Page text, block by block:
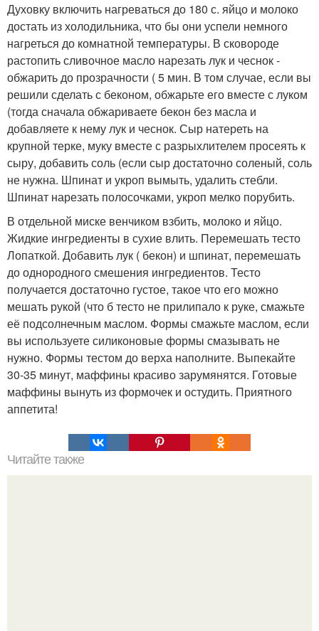
Духовку включить нагреваться до 180 с. яйцо и молоко
достать из холодильника, что бы они успели немного
нагреться до комнатной температуры. В сковороде
растопить сливочное масло нарезать лук и чеснок -
обжарить до прозрачности ( 5 мин. В том случае, если вы
решили сделать с беконом, обжарьте его вместе с луком
(тогда сначала обжариваете бекон без масла и
добавляете к нему лук и чеснок. Сыр натереть на
крупной терке, муку вместе с разрыхлителем просеять к
сыру, добавить соль (если сыр достаточно соленый, соль
не нужна. Шпинат и укроп вымыть, удалить стебли.
Шпинат нарезать полосочками, укроп мелко порубить.
В отдельной миске венчиком взбить, молоко и яйцо.
Жидкие ингредиенты в сухие влить. Перемешать тесто
Лопаткой. Добавить лук ( бекон) и шпинат, перемешать
до однородного смешения ингредиентов. Тесто
получается достаточно густое, такое что его можно
мешать рукой (что б тесто не прилипало к руке, смажьте
её подсолнечным маслом. Формы смажьте маслом, если
вы используете силиконовые формы смазывать не
нужно. Формы тестом до верха наполните. Выпекайте
30-35 минут, маффины красиво зарумянятся. Готовые
маффины вынуть из формочек и остудить. Приятного
аппетита!
Читайте также